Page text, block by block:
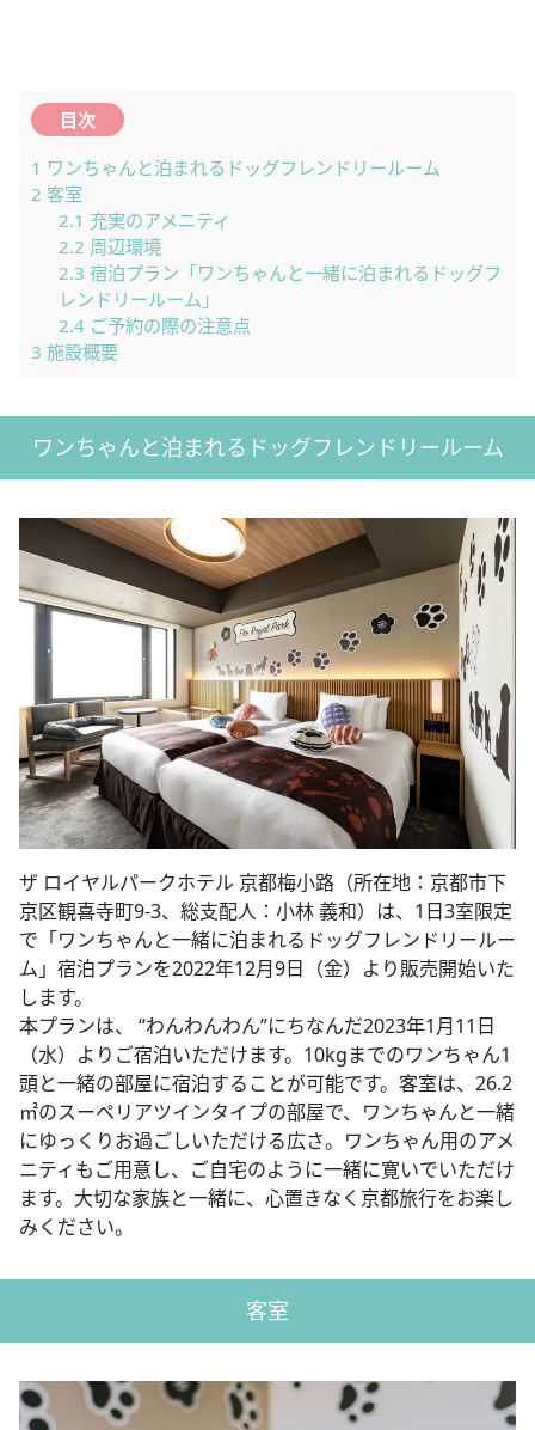
目次
1 ワンちゃんと泊まれるドッグフレンドリールーム
2 客室
2.1 充実のアメニティ
2.2 周辺環境
2.3 宿泊プラン「ワンちゃんと一緒に泊まれるドッグフ
レンドリールーム」
2.4ご予約の際の注意点
3 施設概要
ワンちゃんと泊まれるドッグフレンドリールーム
ザ ロイヤルパークホテル 京都梅小路（所在地：京都市下
京区観喜寺町9-3、総支配人：小林 義和）は、1日3室限定
で「ワンちゃんと一緒に泊まれるドッグフレンドリールー
ム」宿泊プランを2022年12月9日（金）より販売開始いた
します。
本プランは、 “わんわんわん”にちなんだ2023年1月11日
（水）よりご宿泊いただけます。10kgまでのワンちゃん1
頭と一緒の部屋に宿泊することが可能です。客室は、26.2
㎡のスーペリアツインタイプの部屋で、ワンちゃんと一緒
にゆっくりお過ごしいただける広さ。ワンちゃん用のアメ
ニティもご用意し、ご自宅のように一緒に寛いでいただけ
ます。大切な家族と一緒に、心置きなく京都旅行をお楽し
みください。
客室